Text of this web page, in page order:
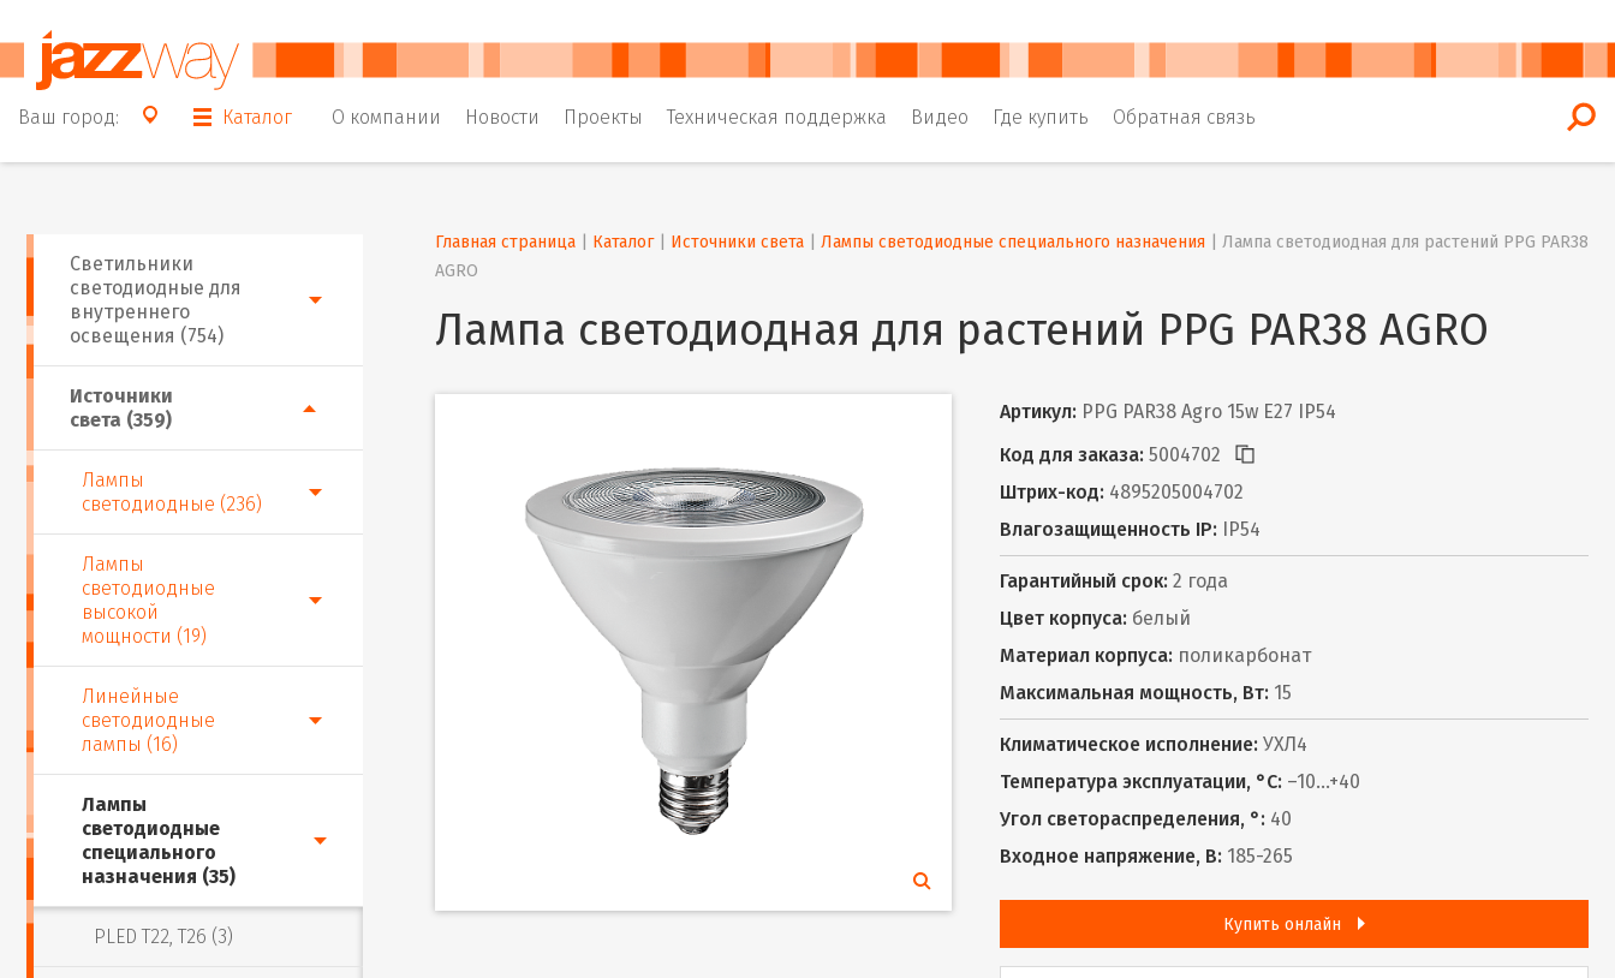
Ваш город: Каталог О компании Новости Проекты Техническая поддержка Видео Где купить Обратная связь
Источники
света (359)
Лампы
светодиодные (236)
Лампы
светодиодные
высокой
мощности (19)
Линейные
светодиодные
лампы (16)
Лампы
светодиодные
специального
назначения (35)
PLED T22, T26 (3)
Светильники
светодиодные для
внутреннего
освещения (754)
Главная страница Каталог | Источники света Лампы светодиодные специального назначения
Лампа светодиодная для растений PPG PAR38
AGRO
Лампа светодиодная для растений PPG PAR38 AGRO
Артикул: PPG PAR38 Agro 15w E27 IP54
Код для заказа: 5004702
Штрих-код: 4895205004702
Влагозащищенность IP: IP54
Гарантийный срок: 2 года
Цвет корпуса: белый
Материал корпуса: поликарбонат
Максимальная мощность, Вт: 15
Климатическое исполнение: УХЛ4
Температура эксплуатации, °С: –10...+40
Угол светораспределения, °: 40
Входное напряжение, В: 185-265
Купить онлайн